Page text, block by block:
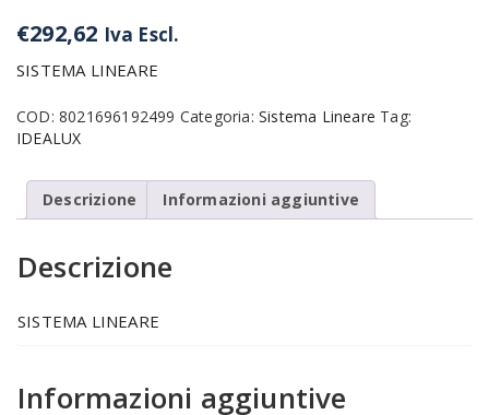
€292,62 Iva Escl.
SISTEMA LINEARE
COD: 8021696192499 Categoria:Sistema Lineare Tag:
IDEALUX
Descrizione Informazioni aggiuntive
Descrizione
SISTEMA LINEARE
Informazioni aggiuntive